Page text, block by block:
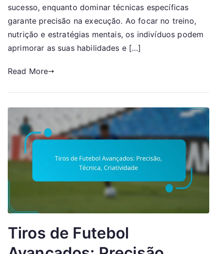
Precisão
sucesso, enquanto dominar técnicas específicas
garante precisão na execução. Ao focar no treino,
nutrição e estratégias mentais, os indivíduos podem
aprimorar as suas habilidades e […]
Read More
Tiros de Futebol